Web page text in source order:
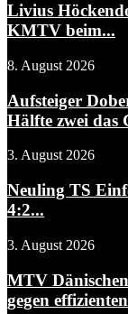
Livius
KMTV beim...
8. August 2026
Aufsteiger
Hälfte zwei das
3. August 2026
Neuling TS
4:2...
3. August 2026
MTV
gegen